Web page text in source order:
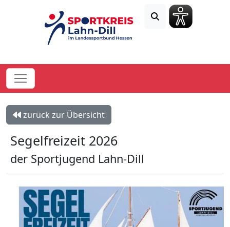
zurück zur Übersicht
Segelfreizeit 2026
der Sportjugend Lahn-Dill